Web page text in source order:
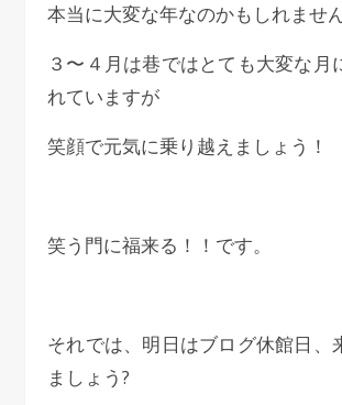
本当に大変な年なのかもしれません
３〜４月は巷ではとても大変な月
れていますが
笑顔で元気に乗り越えましょう！
笑う門に福来る！！です。
それでは、明日はブログ休館日、
ましょう?